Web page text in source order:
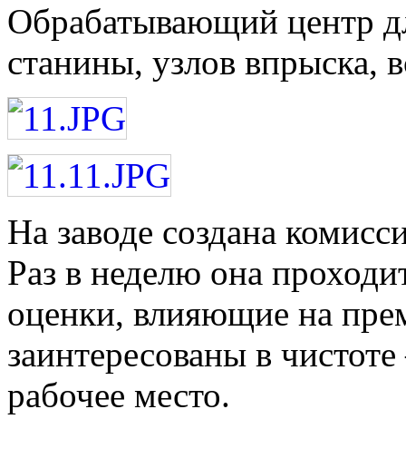
Обрабатывающий центр
станины, узлов впрыска,
На заводе создана
Раз в неделю она
оценки, влияющие на
заинтересованы в
рабочее место.